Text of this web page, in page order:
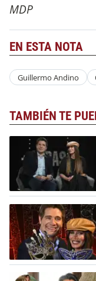
MDP
EN ESTA NOTA
Guillermo Andino
TAMBIÉN TE